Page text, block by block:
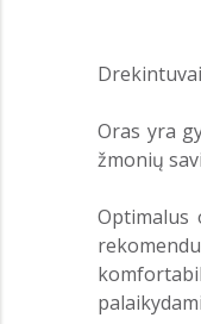
Oras yra
žmonių
Optimalus